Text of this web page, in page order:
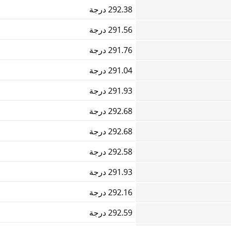
292.38 درجة
291.56 درجة
291.76 درجة
291.04 درجة
291.93 درجة
292.68 درجة
292.68 درجة
292.58 درجة
291.93 درجة
292.16 درجة
292.59 درجة